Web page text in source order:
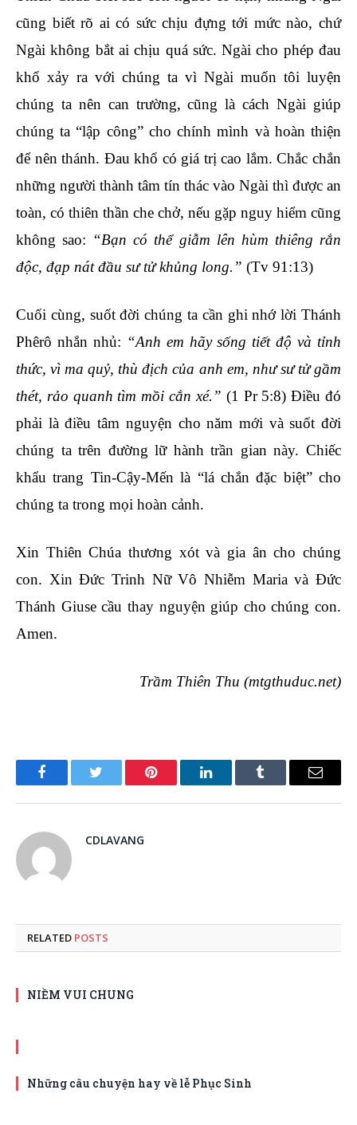
cũng biết rõ ai có sức chịu đựng tới mức nào, chứ
Ngài không bắt ai chịu quá sức. Ngài cho phép đau
khổ xảy ra với chúng ta vì Ngài muốn tôi luyện
chúng ta nên can trường, cũng là cách Ngài giúp
chúng ta “lập công” cho chính mình và hoàn thiện
để nên thánh. Đau khổ có giá trị cao lắm. Chắc chắn
những người thành tâm tín thác vào Ngài thì được an
toàn, có thiên thần che chở, nếu gặp nguy hiểm cũng
không sao: “Bạn có thể giẫm lên hùm thiêng rắn
độc, đạp nát đầu sư tử khủng long.” (Tv 91:13)
Cuối cùng, suốt đời chúng ta cần ghi nhớ lời Thánh
Phêrô nhắn nhủ: “Anh em hãy sống tiết độ và tỉnh
thức, vì ma quỷ, thù địch của anh em, như sư tử gầm
thét, rảo quanh tìm mồi cắn xé.” (1 Pr 5:8) Điều đó
phải là điều tâm nguyện cho năm mới và suốt đời
chúng ta trên đường lữ hành trần gian này. Chiếc
khẩu trang Tin-Cậy-Mến là “lá chắn đặc biệt” cho
chúng ta trong mọi hoàn cảnh.
Xin Thiên Chúa thương xót và gia ân cho chúng
con. Xin Đức Trinh Nữ Vô Nhiễm Maria và Đức
Thánh Giuse cầu thay nguyện giúp cho chúng con.
Amen.
Trầm Thiên Thu (mtgthuduc.net)
FacebookTwitter Pinterest LinkedInTumblr Email
CDLAVANG
RELATED POSTS
NIỀM VUI CHUNG
Những câu chuyện hay về lễ Phục Sinh